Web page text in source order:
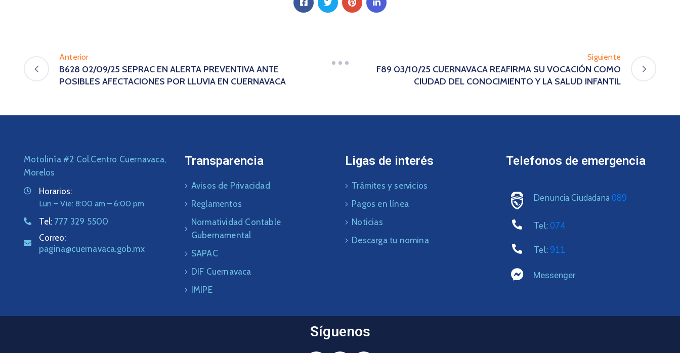
Anterior
B628 02/09/25 SEPRAC EN ALERTA PREVENTIVA ANTE
POSIBLES AFECTACIONES POR LLUVIA EN CUERNAVACA
Siguiente
F89 03/10/25 CUERNAVACA REAFIRMA SU VOCACIÓN COMO
CIUDAD DEL CONOCIMIENTO Y LA SALUD INFANTIL
Motolinía #2 Col.Centro Cuernavaca,
Morelos
Horarios:
Lun – Vie: 8:00 am – 6:00 pm
Tel: 777 329 5500
Correo:
pagina@cuernavaca.gob.mx
Transparencia
Avisos de Privacidad
Reglamentos
Normatividad Contable
Gubernamental
SAPAC
DIF Cuernavaca
IMIPE
Ligas de interés
Trámites y servicios
Pagos en línea
Noticias
Descarga tu nomina
Telefonos de emergencia
Denuncia Ciudadana 089
Tel: 074
Tel: 911
Messenger
Síguenos